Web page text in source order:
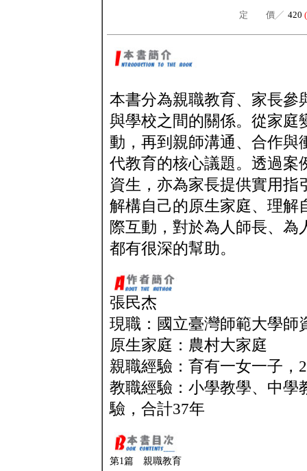
定 價╱ 420
本書分為親職教育、家長參
與學校之間的關係。從家庭
動，再到親師溝通、合作與
代教育的核心議題。透過案
資生，亦為家長提供實用指
解構自己的原生家庭、理解
際互動，對於為人師長、
都有很深的幫助。
張民杰
現職：國立臺灣師範大學師
原生家庭：農村大家庭
親職經驗：育有一女一子，
教職經驗：小學教學、中學
驗，合計37年
第1篇 親職教育